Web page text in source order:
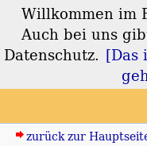
zurück zur
Willkommen im
Auch bei uns
Datenschutz. [Das